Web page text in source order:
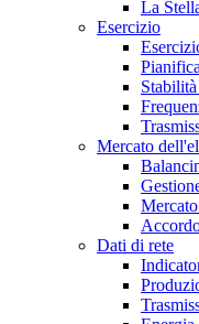
La
Esercizio
Mercato
Dati di rete